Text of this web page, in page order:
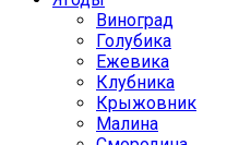
Виноград
Голубика
Ежевика
Клубника
Крыжовник
Малина